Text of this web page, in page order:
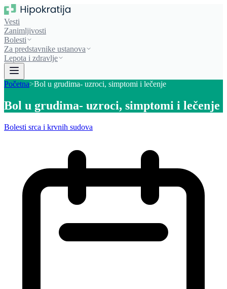
Vesti
Zanimljivosti
Bolesti
Za predstavnike ustanova
Lepota i zdravlje
Početna>Bol u grudima- uzroci, simptomi i lečenje
Bol u grudima- uzroci, simptomi i lečenje
Bolesti srca i krvnih sudova